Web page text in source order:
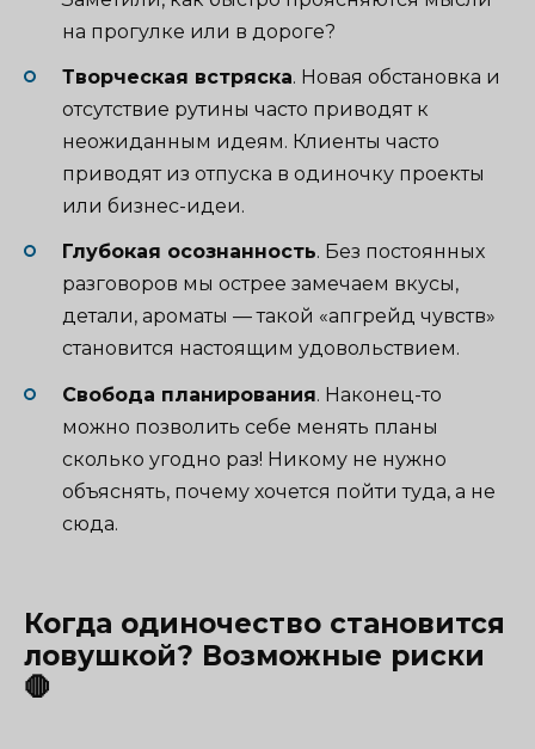
на прогулке или в дороге?
Творческая встряска. Новая обстановка и
отсутствие рутины часто приводят к
неожиданным идеям. Клиенты часто
приводят из отпуска в одиночку проекты
или бизнес-идеи.
Глубокая осознанность. Без постоянных
разговоров мы острее замечаем вкусы,
детали, ароматы — такой «апгрейд чувств»
становится настоящим удовольствием.
Свобода планирования. Наконец-то
можно позволить себе менять планы
сколько угодно раз! Никому не нужно
объяснять, почему хочется пойти туда, а не
сюда.
Когда одиночество становится
ловушкой? Возможные риски
🛑